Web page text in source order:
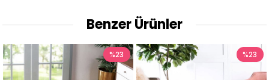
Benzer Ürünler
%23 %23